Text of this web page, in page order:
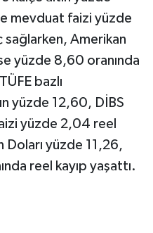
mevduat faizi yüzde
sağlarken, Amerikan
yüzde 8,60 oranında
bazlı
yüzde 12,60, DİBS
yüzde 2,04 reel
yüzde 11,26,
reel kayıp yaşattı.